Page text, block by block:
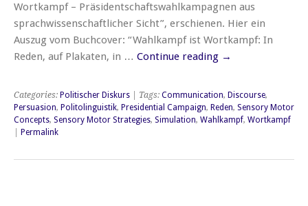
Wortkampf – Präsidentschaftswahlkampagnen aus
sprachwissenschaftlicher Sicht”, erschienen. Hier ein
Auszug vom Buchcover: “Wahlkampf ist Wortkampf: In
Reden, auf Plakaten, in … Continue reading →
Categories: Politischer Diskurs | Tags: Communication, Discourse,
Persuasion, Politolinguistik, Presidential Campaign, Reden, Sensory Motor
Concepts, Sensory Motor Strategies, Simulation, Wahlkampf, Wortkampf
Permalink